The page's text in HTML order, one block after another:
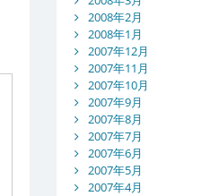
2008年2月
2008年1月
2007年12月
2007年11月
2007年10月
2007年9月
2007年8月
2007年7月
2007年6月
2007年5月
2007年4月